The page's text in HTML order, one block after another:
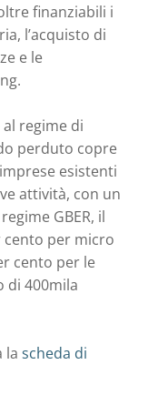
finanziabili i
l’acquisto di
e le
al regime di
perduto copre
esistenti
attività, con un
GBER, il
per micro
cento per le
di 400mila
la scheda di